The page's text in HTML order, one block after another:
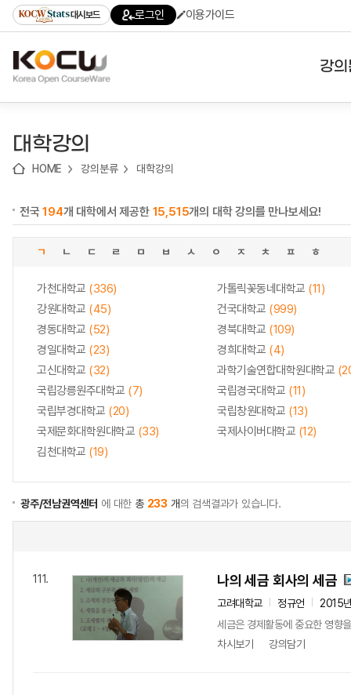
기
기
기
content)
가
대시보드 로그인 이용가이드
강
대학강의
HOME 강의분류 대학강의
전국194개 대학에서 제공한 15,515개의 대학 강의를 만나보세요!
ㄱ ㄴ ㄷ ㄹ ㅁ ㅂ ㅅ ㅇ ㅈ ㅊ ㅍ ㅎ
가천대학교 (336) 가톨릭꽃동네대학교 (11)
강원대학교 (45) 건국대학교 (999)
경동대학교 (52) 경북대학교 (109)
경일대학교 (23) 경희대학교 (4)
고신대학교 (32) 과학기술연합대학원대학교
국립강릉원주대학교 (7) 국립경국대학교 (11)
국립부경대학교 (20) 국립창원대학교 (13)
국제문화대학원대학교 (33) 국제사이버대학교 (12)
김천대학교 (19)
광주/전남권역센터 에 대한 총 233 개의 검색결과가 있습니다.
111. 나의 세금 회사의 세금
고려대학교 정규언
2015
세금은 경제활동에 중요한 영향
차시보기
강의담기